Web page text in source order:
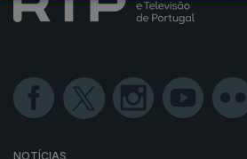
NOTÍCIAS